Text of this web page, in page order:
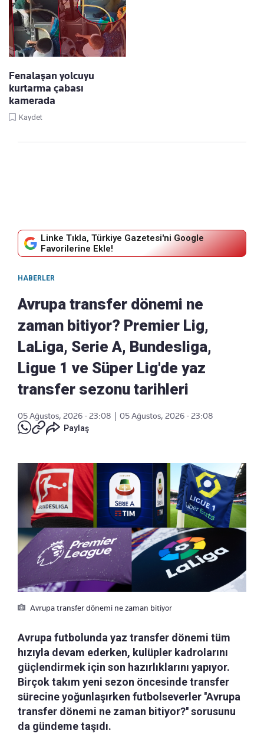
Fenalaşan yolcuyu
kurtarma çabası
kamerada
Kaydet
Linke Tıkla, Türkiye Gazetesi'ni Google
Favorilerine Ekle!
HABERLER
Avrupa transfer dönemi ne
zaman bitiyor? Premier Lig,
LaLiga, Serie A, Bundesliga,
Ligue 1 ve Süper Lig'de yaz
transfer sezonu tarihleri
05 Ağustos, 2026 - 23:08
05 Ağustos, 2026 - 23:08
Paylaş
Avrupa transfer dönemi ne zaman bitiyor
Avrupa futbolunda yaz transfer dönemi tüm
hızıyla devam ederken, kulüpler kadrolarını
güçlendirmek için son hazırlıklarını yapıyor.
Birçok takım yeni sezon öncesinde transfer
sürecine yoğunlaşırken futbolseverler ''Avrupa
transfer dönemi ne zaman bitiyor?'' sorusunu
da gündeme taşıdı.